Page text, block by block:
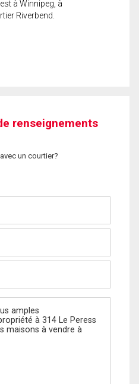
à Winnipeg, à
Riverbend.
renseignements
un courtier?